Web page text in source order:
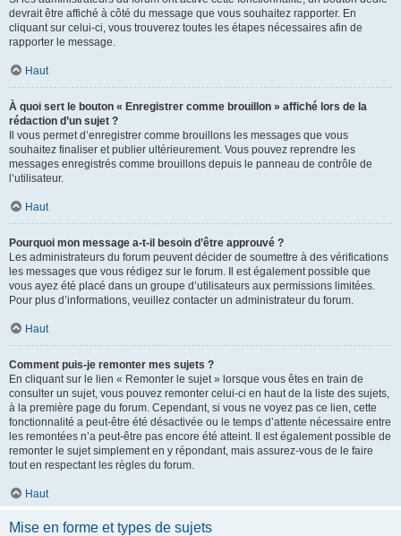
devrait être affiché à côté du message que vous souhaitez rapporter. En
cliquant sur celui-ci, vous trouverez toutes les étapes nécessaires afin de
rapporter le message.
Haut
À quoi sert le bouton « Enregistrer comme brouillon » affiché lors de la
rédaction d’un sujet ?
Il vous permet d’enregistrer comme brouillons les messages que vous
souhaitez finaliser et publier ultérieurement. Vous pouvez reprendre les
messages enregistrés comme brouillons depuis le panneau de contrôle de
l’utilisateur.
Haut
Pourquoi mon message a-t-il besoin d’être approuvé ?
Les administrateurs du forum peuvent décider de soumettre à des vérifications
les messages que vous rédigez sur le forum. Il est également possible que
vous ayez été placé dans un groupe d’utilisateurs aux permissions limitées.
Pour plus d’informations, veuillez contacter un administrateur du forum.
Haut
Comment puis-je remonter mes sujets ?
En cliquant sur le lien « Remonter le sujet » lorsque vous êtes en train de
consulter un sujet, vous pouvez remonter celui-ci en haut de la liste des sujets,
à la première page du forum. Cependant, si vous ne voyez pas ce lien, cette
fonctionnalité a peut-être été désactivée ou le temps d’attente nécessaire entre
les remontées n’a peut-être pas encore été atteint. Il est également possible de
remonter le sujet simplement en y répondant, mais assurez-vous de le faire
tout en respectant les règles du forum.
Haut
Mise en forme et types de sujets